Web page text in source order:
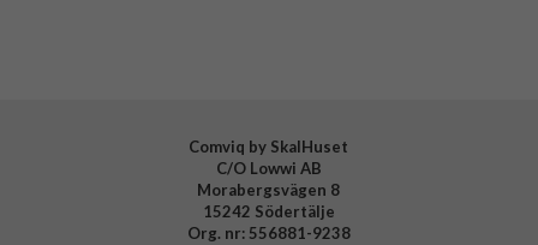
Comviq by SkalHuset
C/O Lowwi AB
Morabergsvägen 8
15242 Södertälje
Org. nr: 556881-9238